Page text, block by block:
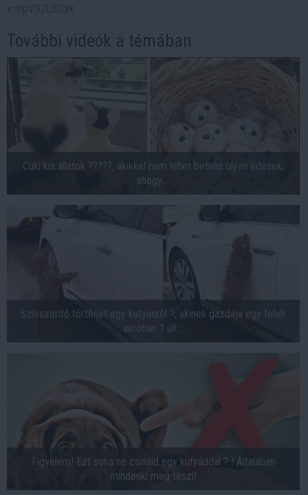
További videók a témában
Cuki kis állatok ?????, akikkel nem lehet betelni olyan édesek,
ahogy....
Szívszorító történet egy kutyusról ?, akinek gazdája egy fehér
autóban ? ült...
Figyelem! Ezt soha ne csináld egy kutyáddal ? ! Általában
mindenki meg teszi!